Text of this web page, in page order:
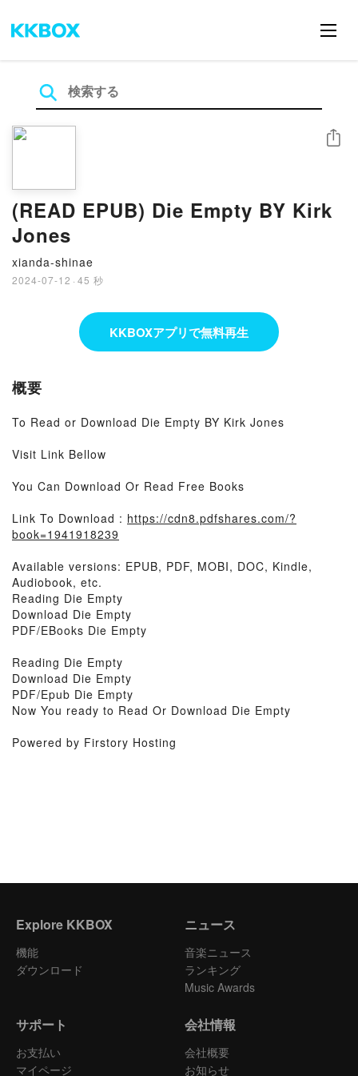
(READ EPUB) Die Empty BY Kirk
Jones
xianda-shinae
2024-07-12 · 45 秒
シェア
KKBOXアプリで無料再生
概要
To Read or Download Die Empty BY Kirk Jones
Visit Link Bellow
You Can Download Or Read Free Books
Link To Download : https://cdn8.pdfshares.com/?
book=1941918239
Available versions: EPUB, PDF, MOBI, DOC, Kindle,
Audiobook, etc.
Reading Die Empty
Download Die Empty
PDF/EBooks Die Empty
Reading Die Empty
Download Die Empty
PDF/Epub Die Empty
Now You ready to Read Or Download Die Empty
Powered by Firstory Hosting
Explore KKBOX
機能
ダウンロード
ニュース
音楽ニュース
ランキング
Music Awards
サポート
お支払い
マイページ
会社情報
会社概要
お知らせ